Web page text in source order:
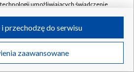
Kanały
Polska S.A. w likwidacji
umożliwiających świadczenie
podczas odwiedzania przez Ciebie
takie jak adresy IP, identyfikatory
zaawansowane
przechodzę do serwisu